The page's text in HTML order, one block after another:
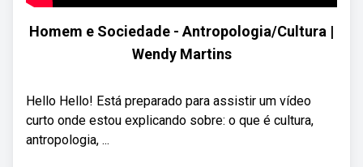
Homem e Sociedade - Antropologia/Cultura |
Wendy Martins
Hello Hello! Está preparado para assistir um vídeo
curto onde estou explicando sobre: o que é cultura,
antropologia, ...